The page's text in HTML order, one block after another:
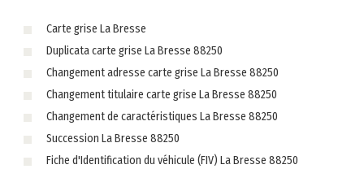
Carte grise La Bresse
Duplicata carte grise La Bresse 88250
Changement adresse carte grise La Bresse 88250
Changement titulaire carte grise La Bresse 88250
Changement de caractéristiques La Bresse 88250
Succession La Bresse 88250
Fiche d'Identification du véhicule (FIV) La Bresse 88250